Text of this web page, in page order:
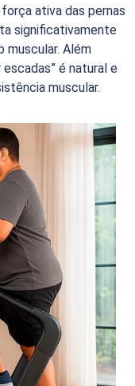
ativa das pernas
significativamente
Além
é natural e
muscular.